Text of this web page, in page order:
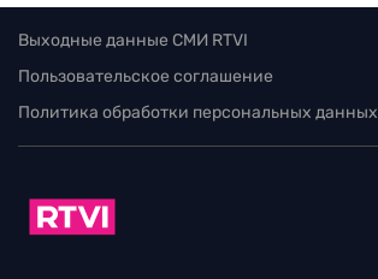
Выходные данные СМИ RTVI
Пользовательское соглашение
Политика обработки персональных данных